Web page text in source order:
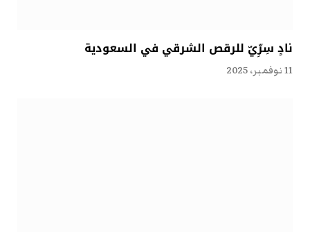
نادٍ سِرِّيّ للرقص الشرقي في السعودية
11 نوفمبر، 2025